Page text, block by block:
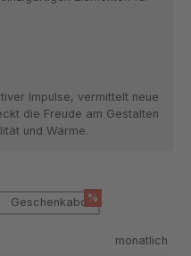
Impulse, vermittelt neue
die Freude am Gestalten
und Wärme.
Geschenkabo %
monatlich